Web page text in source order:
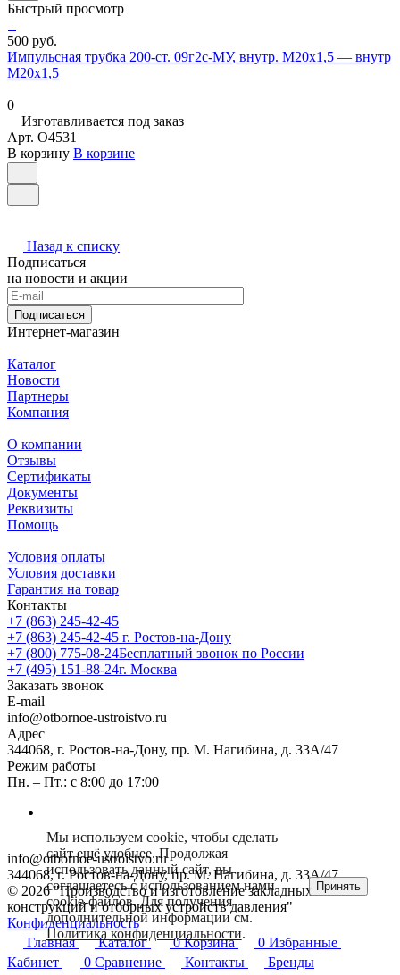
Быстрый просмотр
500 руб.
Импульсная трубка 200-ст. 09г2с-МУ, внутр. М20х1,5 — внутр
М20х1,5
0
Изготавливается под заказ
Арт. O4531
В корзину В корзине
Назад к списку
Подписаться
на новости и акции
Подписаться
Интернет-магазин
Каталог
Новости
Партнеры
Компания
О компании
Отзывы
Сертификаты
Документы
Реквизиты
Помощь
Условия оплаты
Условия доставки
Гарантия на товар
Контакты
+7 (863) 245-42-45
+7 (863) 245-42-45 г. Ростов-на-Дону
+7 (800) 775-08-24Бесплатный звонок по России
+7 (495) 151-88-24г. Москва
Заказать звонок
E-mail
info@otbornoe-ustroistvo.ru
Адрес
344068, г. Ростов-на-Дону, пр. М. Нагибина, д. 33А/47
Режим работы
Пн. – Пт.: с 8:00 до 17:00
info@otbornoe-ustroistvo.ru
344068, г. Ростов-на-Дону, пр. М. Нагибина, д. 33А/47
© 2026 "Производство и изготовление закладных
конструкций и отборных устройств давления"
Конфиденциальность
Главная
Каталог 0 Корзина 0 Избранные
Кабинет
0 Сравнение Контакты Бренды
Мы используем cookie, чтобы сделать
сайт ещё удобнее. Продолжая
использовать данный сайт, вы
соглашаетесь с использованием нами
cookie-файлов. Для получения
дополнительной информации см.
Политика конфиденциальности.
Принять